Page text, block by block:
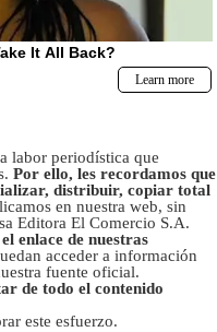
labor periodística que
Por ello, les recordamos que
distribuir, copiar total
en nuestra web, sin
Editora El Comercio S.A.
enlace de nuestras
acceder a información
fuente oficial.
de todo el contenido
este esfuerzo.